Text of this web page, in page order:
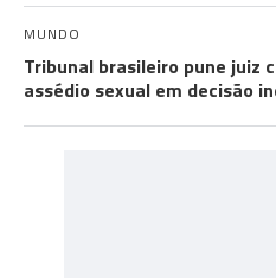
MUNDO
Tribunal brasileiro pune juiz
assédio sexual em decisão